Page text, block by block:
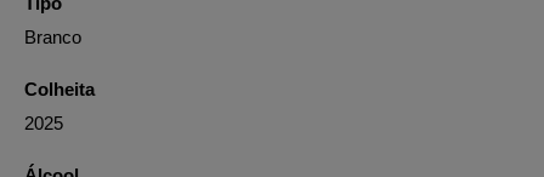
Branco
Colheita
2025